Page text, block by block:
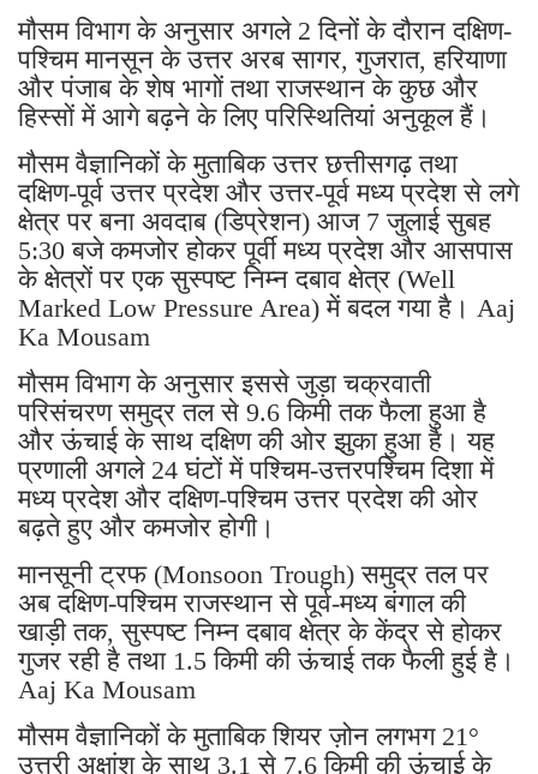
मौसम विभाग के अनुसार अगले 2 दिनों के दौरान दक्षिण-
पश्चिम मानसून के उत्तर अरब सागर, गुजरात, हरियाणा
और पंजाब के शेष भागों तथा राजस्थान के कुछ और
हिस्सों में आगे बढ़ने के लिए परिस्थितियां अनुकूल हैं।
मौसम वैज्ञानिकों के मुताबिक उत्तर छत्तीसगढ़ तथा
दक्षिण-पूर्व उत्तर प्रदेश और उत्तर-पूर्व मध्य प्रदेश से लगे
क्षेत्र पर बना अवदाब (डिप्रेशन) आज 7 जुलाई सुबह
5:30 बजे कमजोर होकर पूर्वी मध्य प्रदेश और आसपास
के क्षेत्रों पर एक सुस्पष्ट निम्न दबाव क्षेत्र (Well
Marked Low Pressure Area) में बदल गया है। Aaj
Ka Mousam
मौसम विभाग के अनुसार इससे जुड़ा चक्रवाती
परिसंचरण समुद्र तल से 9.6 किमी तक फैला हुआ है
और ऊंचाई के साथ दक्षिण की ओर झुका हुआ है। यह
प्रणाली अगले 24 घंटों में पश्चिम-उत्तरपश्चिम दिशा में
मध्य प्रदेश और दक्षिण-पश्चिम उत्तर प्रदेश की ओर
बढ़ते हुए और कमजोर होगी।
मानसूनी ट्रफ (Monsoon Trough) समुद्र तल पर
अब दक्षिण-पश्चिम राजस्थान से पूर्व-मध्य बंगाल की
खाड़ी तक, सुस्पष्ट निम्न दबाव क्षेत्र के केंद्र से होकर
गुजर रही है तथा 1.5 किमी की ऊंचाई तक फैली हुई है।
Aaj Ka Mousam
मौसम वैज्ञानिकों के मुताबिक शियर ज़ोन लगभग 21°
उत्तरी अक्षांश के साथ 3.1 से 7.6 किमी की ऊंचाई के